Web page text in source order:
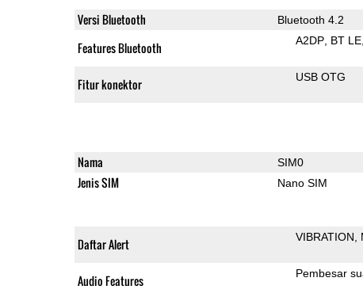
Versi Bluetooth Bluetooth 4.2
Features Bluetooth A2DP BT LE
Fitur konektor USB OTG
Nama SIM0
Jenis SIM Nano SIM
Daftar Alert VIBRATION
Audio Features Pembesar